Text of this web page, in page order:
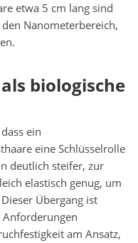
etwa 5 cm lang sind
Nanometerbereich,
biologische
ein
eine Schlüsselrolle
deutlich steifer, zur
elastisch genug, um
Übergang ist
am Ansatz,